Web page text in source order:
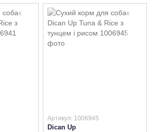
Артикул: 1006945
Dican Up